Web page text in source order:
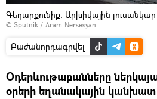
Գեղարքունիք. Արխիվային լուսանկար
© Sputnik / Aram Nersesyan
Բաժանորդագրվել
Օդերևութաբանները
օրերի եղանակային